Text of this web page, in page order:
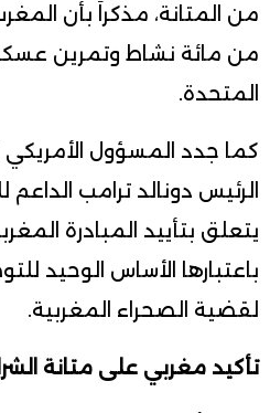
من المتانة، مذكراً بأن
من مائة نشاط وتمرين
المتحدة.
كما جدد المسؤول
الرئيس دونالد ترامب
يتعلق بتأييد المبادرة
باعتبارها الأساس الوحيد
لقضية الصحراء المغربية.
تأكيد مغربي على متانة